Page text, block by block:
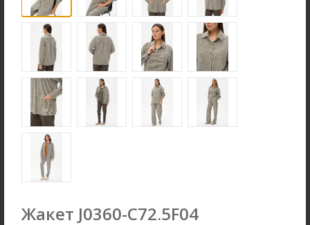
Брюки B4866-O59.6F01 Джемпер F2571-M59.6F01
Жакет J0360-C72.5F04